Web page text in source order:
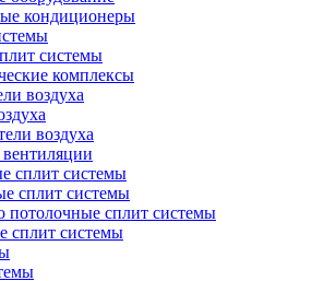
кондиционеры
системы
комплексы
воздуха
воздуха
сплит системы
сплит системы
потолочные сплит системы
сплит системы